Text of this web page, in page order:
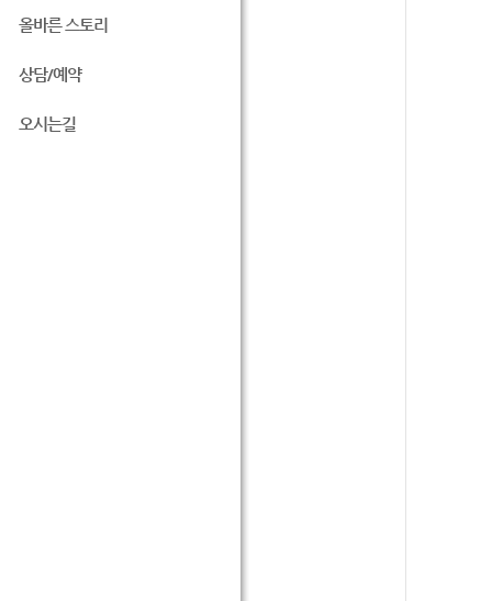
올바른 스토리
상담/예약
오시는길